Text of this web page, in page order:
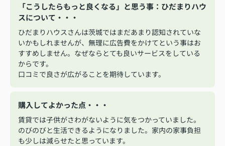
「こうしたらもっと良くなる」と思う事：ひだまりハウ
スについて・・・
ひだまりハウスさんは茨城ではまだあまり認知されていな
いかもしれませんが、無理に広告費をかけてという事はお
すすめしません。なぜならとても良いサービスをしている
からです。
口コミで良さが広がることを期待しています。
購入してよかった点・・・
賃貸では子供がさわがないように気をつかっていました。
のびのびと生活できるようになりました。家内の家事負担
も少しは減らせたと思っています。